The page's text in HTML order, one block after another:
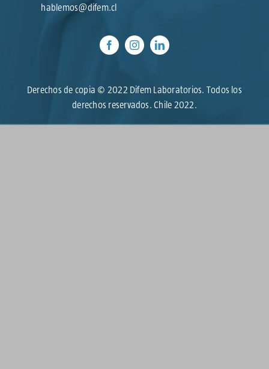
hablemos@difem.cl
Derechos de copia © 2022 Difem Laboratorios. Todos los
derechos reservados. Chile 2022.